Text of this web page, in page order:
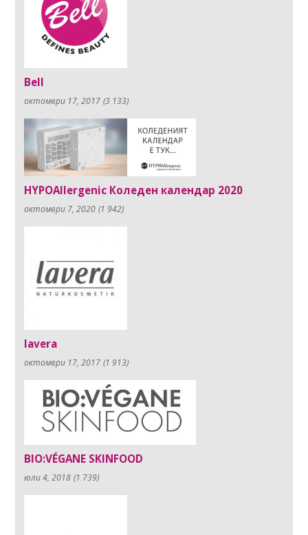
Bell
октомври 17, 2017 (3 133)
HYPOAllergenic Коледен календар 2020
октомври 7, 2020 (1 942)
lavera
октомври 17, 2017 (1 913)
BIO:VÉGANE SKINFOOD
юли 4, 2018 (1 739)